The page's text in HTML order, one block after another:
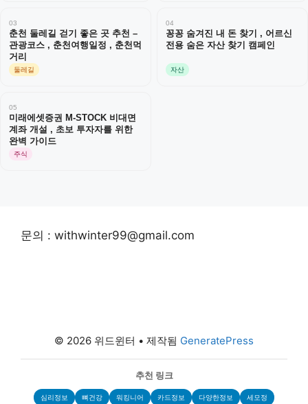
03
춘천 둘레길 걷기 좋은 곳 추천 –
관광코스 , 춘천여행일정 , 춘천먹
거리
둘레길
04
꽁꽁 숨겨진 내 돈 찾기 , 어르신
전용 숨은 자산 찾기 캠페인
자산
05
미래에셋증권 M-STOCK 비대면
계좌 개설 , 초보 투자자를 위한
완벽 가이드
주식
문의 : withwinter99@gmail.com
© 2026 위드윈터 • 제작됨 GeneratePress
추천 링크
심리정보 뼈건강 워킹니어 카드정보 다양한정보 세모정